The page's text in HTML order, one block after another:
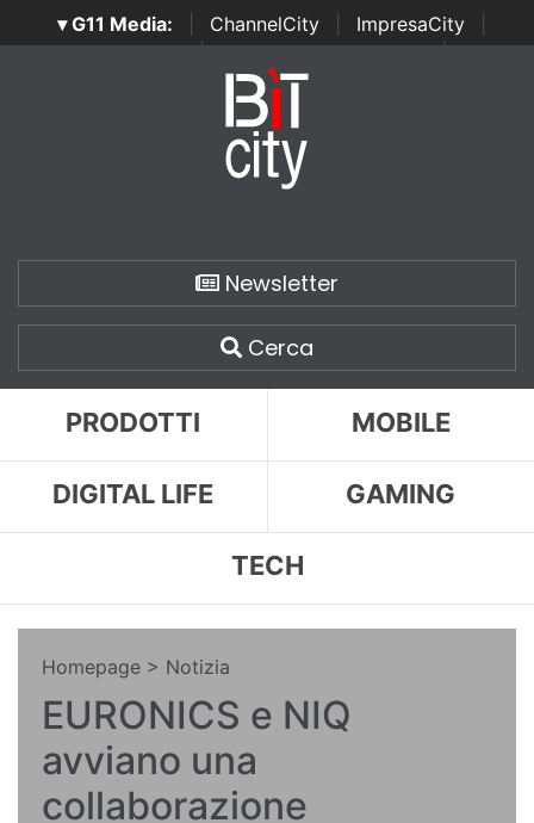
▾ G11 Media: ChannelCity ImpresaCity
SecurityOpenLab | Italian Channel Awards | Italian
Italian Security Awards
Newsletter
Cerca
PRODOTTI MOBILE
DIGITAL LIFE GAMING
TECH
Homepage > Notizia
EURONICS e NIQ
avviano una
collaborazione